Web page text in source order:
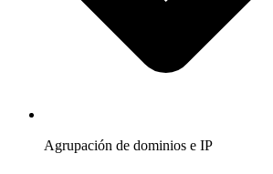
Agrupación de dominios e IP